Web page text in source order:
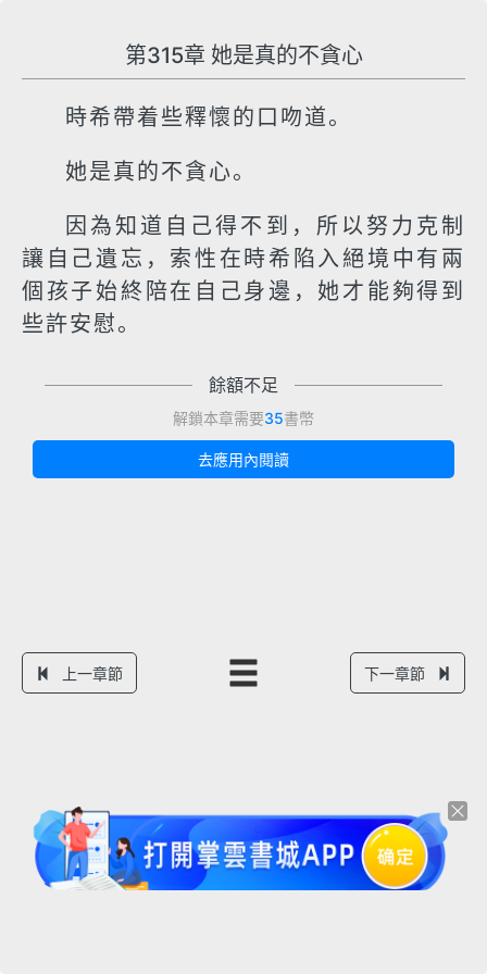
第315章 她是真的不貪心
時希帶着些釋懷的口吻道。
她是真的不貪心。
因為知道自己得不到，所以努力克制
讓自己遺忘，索性在時希陷入絕境中有兩
個孩子始終陪在自己身邊，她才能夠得到
些許安慰。
餘額不足
解鎖本章需要35書幣
去應用內閱讀
上一章節 下一章節